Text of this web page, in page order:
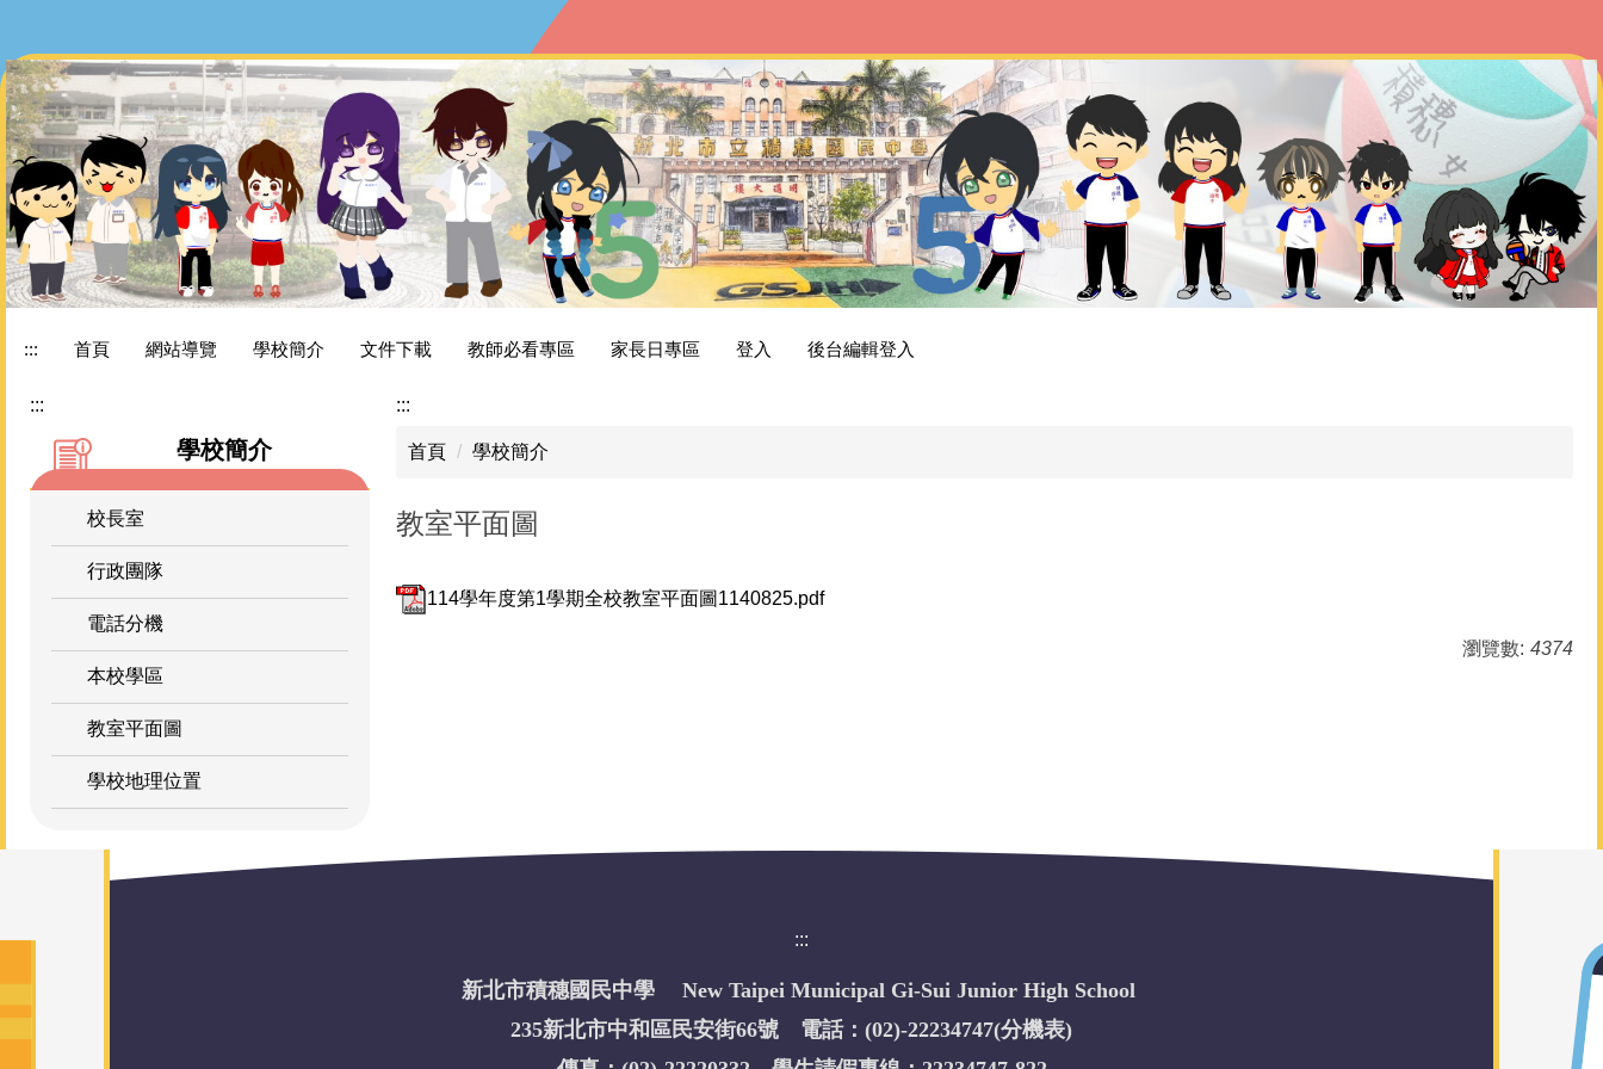
主
要
內
容
區
::: 首頁 網站導覽 學校簡介 文件下載 教師必看專區 家長日專區 登入 後台編輯登入
:::
學校簡介
校長室
行政團隊
電話分機
本校學區
教室平面圖
學校地理位置
:::
首頁 學校簡介
教室平面圖
114學年度第1學期全校教室平面圖1140825.pdf
瀏覽數: 4374
:::
新北市積穗國民中學 New Taipei Municipal Gi-Sui Junior High School
235新北市中和區民安街66號 電話：(02)-22234747(分機表)